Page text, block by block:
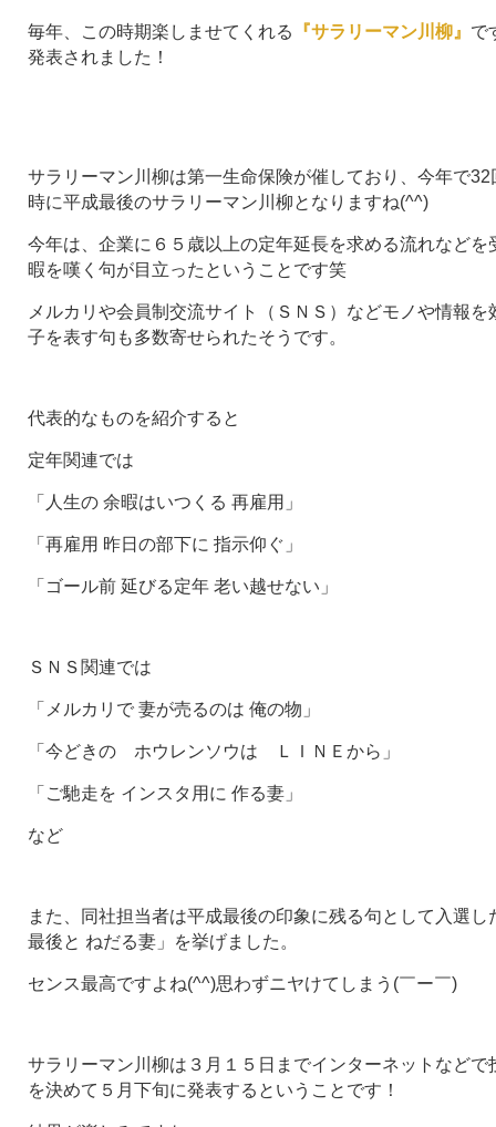
毎年、この時期楽しませてくれる 『サラリーマン川柳』 で
発表されました！
サラリーマン川柳は第一生命保険が催しており、今年で
時に平成最後のサラリーマン川柳となりますね(^^)
今年は、企業に６５歳以上の定年延長を求める流れなどを
暇を嘆く句が目立ったということです笑
メルカリや会員制交流サイト（ＳＮＳ）などモノや情報
子を表す句も多数寄せられたそうです。
代表的なものを紹介すると
定年関連では
「人生の 余暇はいつくる 再雇用」
「再雇用 昨日の部下に 指示仰ぐ」
「ゴール前 延びる定年 老い越せない」
ＳＮＳ関連では
「メルカリで 妻が売るのは 俺の物」
「今どきの ホウレンソウは ＬＩＮＥから」
「ご馳走を インスタ用に 作る妻」
など
また、同社担当者は平成最後の印象に残る句として入選
最後と ねだる妻」を挙げました。
センス最高ですよね(^^)思わずニヤけてしまう(￣ー￣)
サラリーマン川柳は３月１５日までインターネットなどで
を決めて５月下旬に発表するということです！